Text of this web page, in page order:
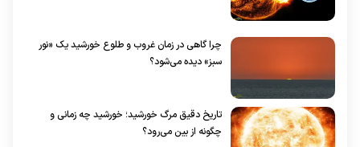
چرا گاهی در زمان غروب و طلوع خورشید یک «نور
سبز» دیده می‌شود؟
تاریخ دقیق مرگ خورشید؛ خورشید چه زمانی و
چگونه از بین می‌رود؟